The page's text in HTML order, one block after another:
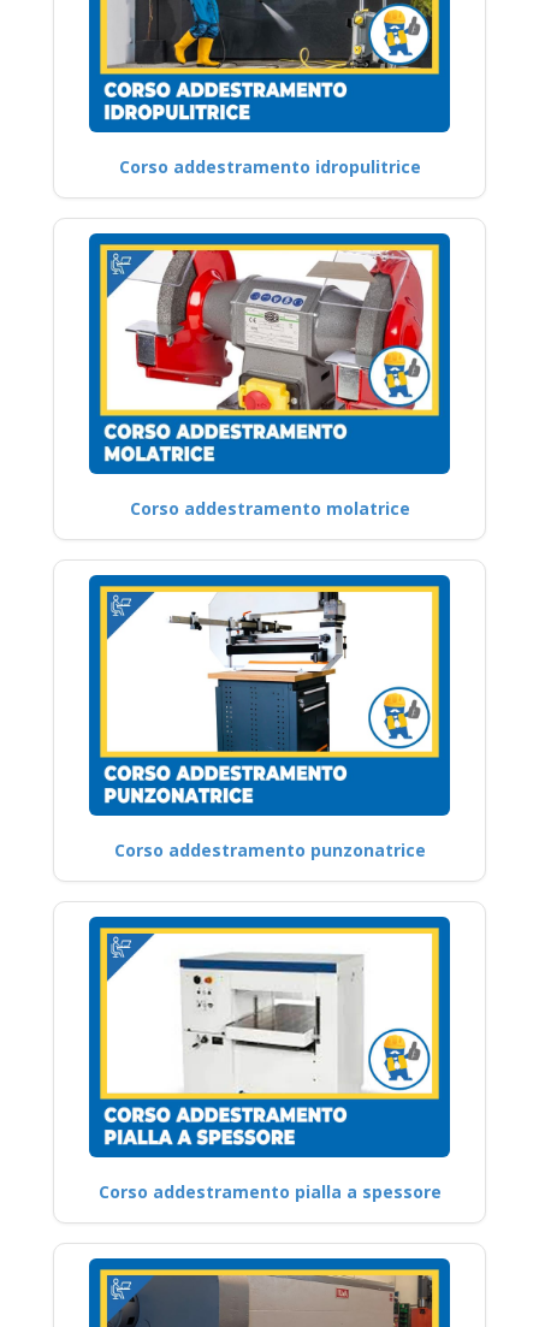
Corso addestramento idropulitrice
Corso addestramento molatrice
Corso addestramento punzonatrice
Corso addestramento pialla a spessore